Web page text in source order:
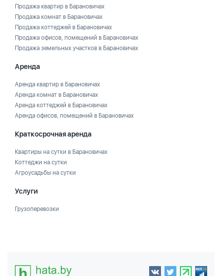
Продажа квартир в Барановичах
Продажа комнат в Барановичах
Продажа коттеджей в Барановичах
Продажа офисов, помещений в Барановичах
Продажа земельных участков в Барановичах
Аренда
Аренда квартир в Барановичах
Аренда комнат в Барановичах
Аренда коттеджей в Барановичах
Аренда офисов, помещений в Барановичах
Краткосрочная аренда
Квартиры на сутки в Барановичах
Коттеджи на сутки
Агроусадьбы на сутки
Услуги
Грузоперевозки